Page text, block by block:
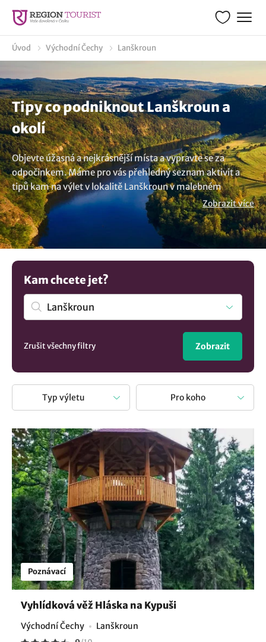
Úvod Východní Čechy Lanškroun
Tipy co podniknout Lanškroun a
okolí
Objevte úžasná a nejkrásnější místa a vypravte se za
odpočinkem. Máme pro vás přehledný seznam aktivit a
tipů kam na výlet v lokalitě Lanškroun v malebném
turistickém regionu Východní Čechy. Zajímá Vás co zde
navštívit a co vidět v okolí? Vytvořili jsme turistického
průvodce s tipy na výlety, co dělat a navštívit v okolí. Ze
seznamu výletních cílů, aktivit a památek jsme pro vás
vybrali mnoho parádních tipů. Poznejte zajímavá místa v
obci Lanškroun a prohlédněte si tyto možnosti:
věž Hláska na Kypuši. Nebo navštivte Pardubický kraj s
mnoha zajímavými místy. Vypravit se na výlet znamená
obohatit svůj život o nové poznatky. Je to skvělá
odpočinková aktivita při které si nejen odpočinete, ale také
najdete inspiraci kudy z nudy.
Zobrazit více
Kam chcete jet?
Zrušit všechny filtry Zobrazit
Typ výletu Pro koho
Poznávací
Vyhlídková věž Hláska na Kypuši
Východní Čechy Lanškroun